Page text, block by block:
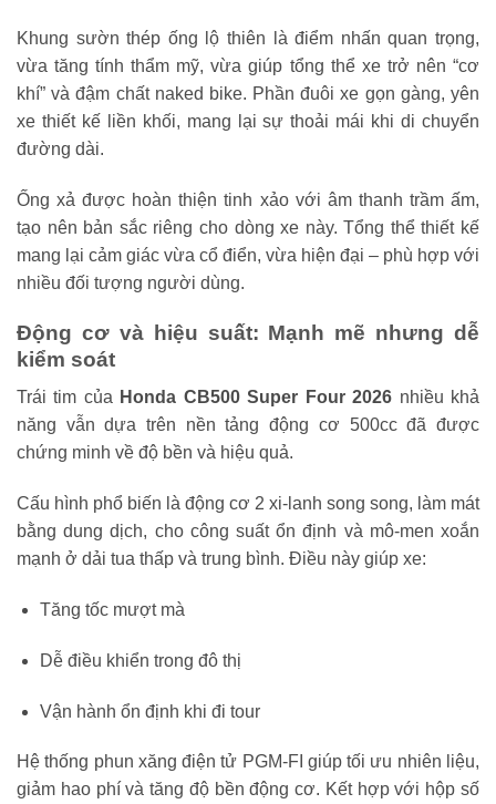
Khung sườn thép ống lộ thiên là điểm nhấn quan trọng,
vừa tăng tính thẩm mỹ, vừa giúp tổng thể xe trở nên “cơ
khí” và đậm chất naked bike. Phần đuôi xe gọn gàng, yên
xe thiết kế liền khối, mang lại sự thoải mái khi di chuyển
đường dài.
Ống xả được hoàn thiện tinh xảo với âm thanh trầm ấm,
tạo nên bản sắc riêng cho dòng xe này. Tổng thể thiết kế
mang lại cảm giác vừa cổ điển, vừa hiện đại – phù hợp với
nhiều đối tượng người dùng.
Động cơ và hiệu suất: Mạnh mẽ nhưng dễ
kiểm soát
Trái tim của Honda CB500 Super Four 2026 nhiều khả
năng vẫn dựa trên nền tảng động cơ 500cc đã được
chứng minh về độ bền và hiệu quả.
Cấu hình phổ biến là động cơ 2 xi-lanh song song, làm mát
bằng dung dịch, cho công suất ổn định và mô-men xoắn
mạnh ở dải tua thấp và trung bình. Điều này giúp xe:
Tăng tốc mượt mà
Dễ điều khiển trong đô thị
Vận hành ổn định khi đi tour
Hệ thống phun xăng điện tử PGM-FI giúp tối ưu nhiên liệu,
giảm hao phí và tăng độ bền động cơ. Kết hợp với hộp số